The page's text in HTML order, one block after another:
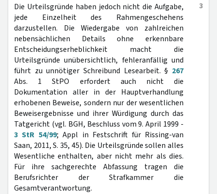
3
Die Urteilsgründe haben jedoch nicht die Aufgabe,
jede Einzelheit des Rahmengeschehens
darzustellen. Die Wiedergabe von zahlreichen
nebensächlichen Details ohne erkennbare
Entscheidungserheblichkeit macht die
Urteilsgründe unübersichtlich, fehleranfällig und
führt zu unnötiger Schreibund Lesearbeit. § 267
Abs. 1 StPO erfordert auch nicht die
Dokumentation aller in der Hauptverhandlung
erhobenen Beweise, sondern nur der wesentlichen
Beweisergebnisse und ihrer Würdigung durch das
Tatgericht (vgl. BGH, Beschluss vom 9. April 1999 -
3 StR 54/99; Appl in Festschrift für Rissing-van
Saan, 2011, S. 35, 45). Die Urteilsgründe sollen alles
Wesentliche enthalten, aber nicht mehr als dies.
Für ihre sachgerechte Abfassung tragen die
Berufsrichter der Strafkammer die
Gesamtverantwortung.